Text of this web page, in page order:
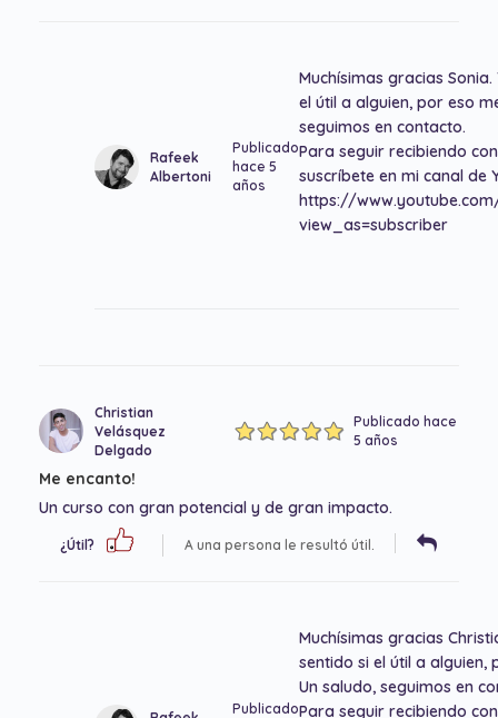
Rafeek
Albertoni
Publicado
hace 5
años
Muchísimas gracias
el útil a alguien, por eso
seguimos en contacto.
Para seguir recibiendo
suscríbete en mi canal de
https://
view_as=subscriber
Christian
Velásquez
Delgado
Publicado hace
5 años
Me encanto!
Un curso con gran potencial y de gran impacto.
¿Útil? A una persona le resultó útil.
Publicado
Muchísimas gracias
sentido si el útil a
Un saludo, seguimos en
Para seguir recibiendo